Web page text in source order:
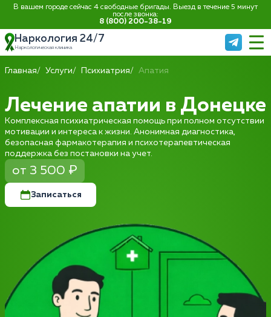
В вашем городе сейчас 4 свободные бригады. Выезд в течение 5 минут
после звонка:
8 (800) 200-38-19
Наркология 24/7
Наркологическая клиника
Главная Услуги Психиатрия Апатия
Лечение апатии в Донецке
Комплексная психиатрическая помощь при полном отсутствии
мотивации и интереса к жизни. Анонимная диагностика,
безопасная фармакотерапия и психотерапевтическая
поддержка без постановки на учет.
от 3 500 ₽
Записаться